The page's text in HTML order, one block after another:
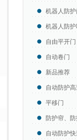
机器人防护
机器人防护
自由平开门
自动卷门
新品推荐
自动防护
平移门
防护帘、
自动防护